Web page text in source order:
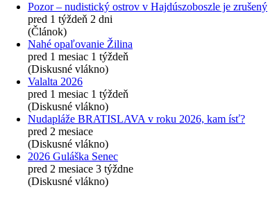
Pozor – nudistický ostrov v Hajdúszoboszle je zrušený
pred 1 týždeň 2 dni
(Článok)
Nahé opaľovanie Žilina
pred 1 mesiac 1 týždeň
(Diskusné vlákno)
Valalta 2026
pred 1 mesiac 1 týždeň
(Diskusné vlákno)
Nudapláže BRATISLAVA v roku 2026, kam ísť?
pred 2 mesiace
(Diskusné vlákno)
2026 Guláška Senec
pred 2 mesiace 3 týždne
(Diskusné vlákno)